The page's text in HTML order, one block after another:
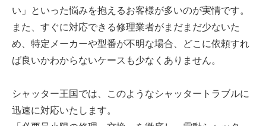
い」といった悩みを抱えるお客様が多いのが実情です。
また、すぐに対応できる修理業者がまだまだ少ないた
め、特定メーカーや型番が不明な場合、どこに依頼すれ
ば良いかわからないケースも少なくありません。
シャッター王国では、このようなシャッタートラブルに
迅速に対応いたします。